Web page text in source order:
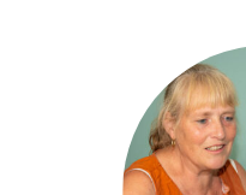
geboorte. Hoe
groeit, hoe
om te draaien